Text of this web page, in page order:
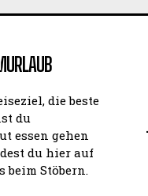
die beste
du
essen gehen
du hier auf
beim Stöbern.